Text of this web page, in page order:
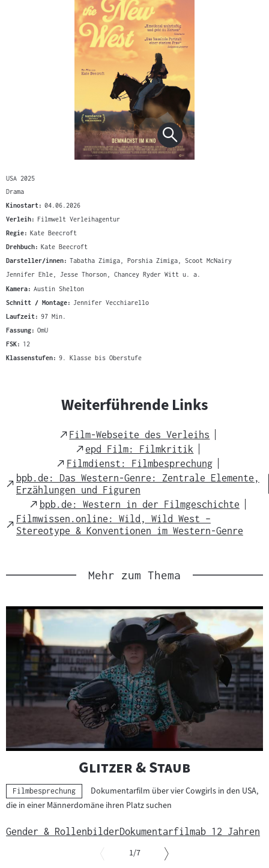
USA 2025
Drama
Kinostart: 04.06.2026
Verleih: Filmwelt Verleihagentur
Regie: Kate Beecroft
Drehbuch: Kate Beecroft
Darsteller/innen: Tabatha Zimiga, Porshia Zimiga, Scoot McNairy
Jennifer Ehle, Jesse Thorson, Chancey Ryder Witt u. a.
Kamera: Austin Shelton
Schnitt / Montage: Jennifer Vecchiarello
Laufzeit: 97 Min.
Fassung: OmU
FSK: 12
Klassenstufen: 9. Klasse bis Oberstufe
Weiterführende Links
External
Link
Film-Webseite des Verleihs
External
Link
epd Film: Filmkritik
External
Link
Filmdienst: Filmbesprechung
External
Link
bpb.de: Das Western-Genre: Zentrale Elemente,
Erzählungen und Figuren
External
Link
bpb.de: Western in der Filmgeschichte
External
Link
Filmwissen.online: Wild, Wild West –
Stereotype & Konventionen im Western-Genre
Mehr zum Thema
Slider
überspringen
und
nächsten
Sprungmarke
springen
"
Glitzer & Staub"
Kategorie:
Filmbesprechung
Dokumentarfilm über vier Cowgirls in den USA,
die in einer Männerdomäne ihren Platz suchen
Gender & RollenbilderDokumentarfilmab 12 Jahren
1von
/7